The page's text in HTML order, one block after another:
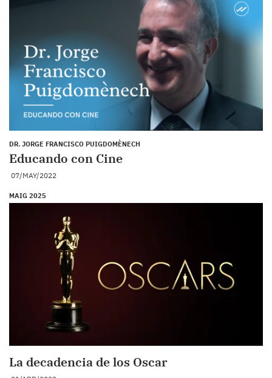
DR. JORGE FRANCISCO PUIGDOMÈNECH
Educando con Cine
07/MAY/2022
MAIG 2025
La decadencia de los Oscar